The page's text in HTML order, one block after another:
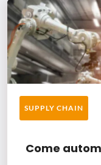
SUPPLY CHAIN
Come